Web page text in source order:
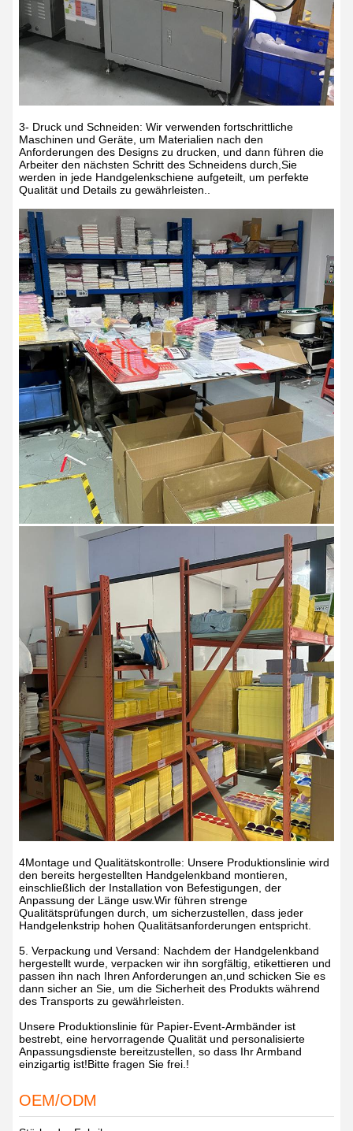
3- Druck und Schneiden: Wir verwenden fortschrittliche
Maschinen und Geräte, um Materialien nach den
Anforderungen des Designs zu drucken, und dann führen die
Arbeiter den nächsten Schritt des Schneidens durch,Sie
werden in jede Handgelenkschiene aufgeteilt, um perfekte
Qualität und Details zu gewährleisten..
4Montage und Qualitätskontrolle: Unsere Produktionslinie wird
den bereits hergestellten Handgelenkband montieren,
einschließlich der Installation von Befestigungen, der
Anpassung der Länge usw.Wir führen strenge
Qualitätsprüfungen durch, um sicherzustellen, dass jeder
Handgelenkstrip hohen Qualitätsanforderungen entspricht.
5. Verpackung und Versand: Nachdem der Handgelenkband
hergestellt wurde, verpacken wir ihn sorgfältig, etikettieren und
passen ihn nach Ihren Anforderungen an,und schicken Sie es
dann sicher an Sie, um die Sicherheit des Produkts während
des Transports zu gewährleisten.
Unsere Produktionslinie für Papier-Event-Armbänder ist
bestrebt, eine hervorragende Qualität und personalisierte
Anpassungsdienste bereitzustellen, so dass Ihr Armband
einzigartig ist!Bitte fragen Sie frei.!
OEM/ODM